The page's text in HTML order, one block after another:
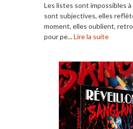
Les listes sont impossibles à
sont subjectives, elles
moment, elles oublient,
pour pe...Lire la suite